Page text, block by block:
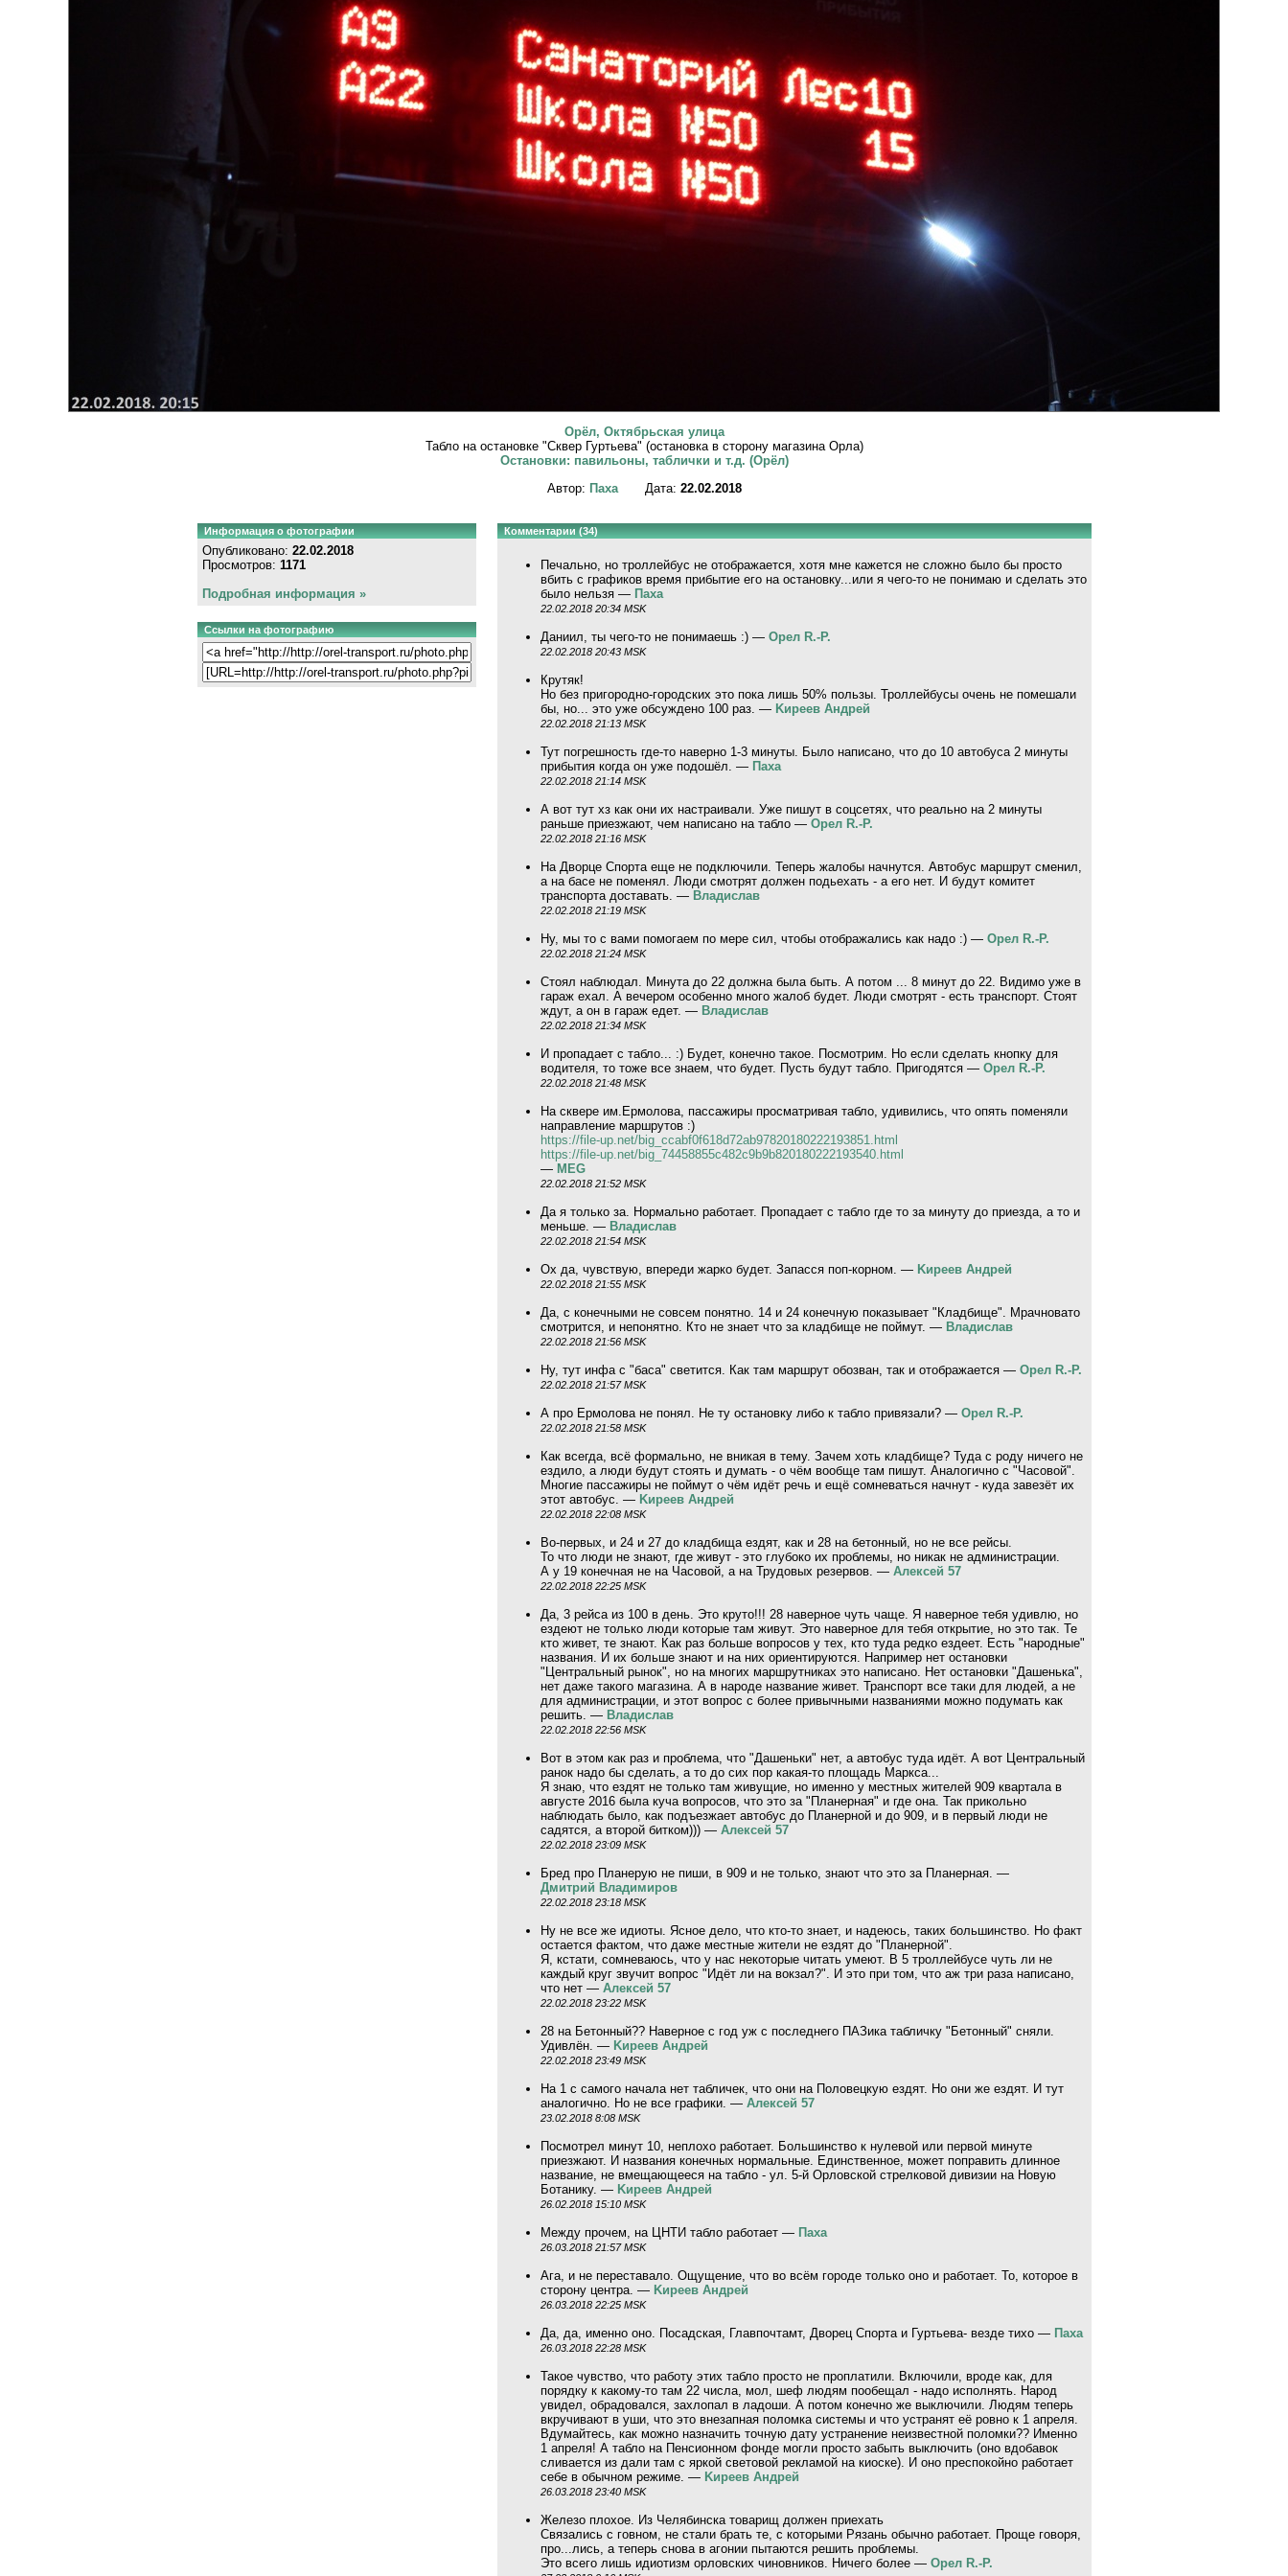
Орёл, Октябрьская улица
Табло на остановке "Сквер Гуртьева" (остановка в сторону магазина Орла)
Остановки: павильоны, таблички и т.д. (Орёл)
Автор: ПахаДата: 22.02.2018
Информация о фотографии
Опубликовано: 22.02.2018
Просмотров: 1171
Подробная информация »
Ссылки на фотографию
Комментарии (34)
Печально, но троллейбус не отображается, хотя мне кажется не сложно было бы просто
вбить с графиков время прибытие его на остановку...или я чего-то не понимаю и сделать это
было нельзя — Паха
22.02.2018 20:34 MSK
Даниил, ты чего-то не понимаешь :) — Орел R.-P.
22.02.2018 20:43 MSK
Крутяк!
Но без пригородно-городских это пока лишь 50% пользы. Троллейбусы очень не помешали
бы, но... это уже обсуждено 100 раз. — Kиpeeв Aндpeй
22.02.2018 21:13 MSK
Тут погрешность где-то наверно 1-3 минуты. Было написано, что до 10 автобуса 2 минуты
прибытия когда он уже подошёл. — Паха
22.02.2018 21:14 MSK
А вот тут хз как они их настраивали. Уже пишут в соцсетях, что реально на 2 минуты
раньше приезжают, чем написано на табло — Орел R.-P.
22.02.2018 21:16 MSK
На Дворце Спорта еще не подключили. Теперь жалобы начнутся. Автобус маршрут сменил,
а на басе не поменял. Люди смотрят должен подьехать - а его нет. И будут комитет
транспорта доставать. — Владислав
22.02.2018 21:19 MSK
Ну, мы то с вами помогаем по мере сил, чтобы отображались как надо :) — Орел R.-P.
22.02.2018 21:24 MSK
Стоял наблюдал. Минута до 22 должна была быть. А потом ... 8 минут до 22. Видимо уже в
гараж ехал. А вечером особенно много жалоб будет. Люди смотрят - есть транспорт. Стоят
ждут, а он в гараж едет. — Владислав
22.02.2018 21:34 MSK
И пропадает с табло... :) Будет, конечно такое. Посмотрим. Но если сделать кнопку для
водителя, то тоже все знаем, что будет. Пусть будут табло. Пригодятся — Орел R.-P.
22.02.2018 21:48 MSK
На сквере им.Ермолова, пассажиры просматривая табло, удивились, что опять поменяли
направление маршрутов :)
https://file-up.net/big_ccabf0f618d72ab97820180222193851.html
https://file-up.net/big_74458855c482c9b9b820180222193540.html
— MEG
22.02.2018 21:52 MSK
Да я только за. Нормально работает. Пропадает с табло где то за минуту до приезда, а то и
меньше. — Владислав
22.02.2018 21:54 MSK
Ох да, чувствую, впереди жарко будет. Запасся поп-корном. — Kиpeeв Aндpeй
22.02.2018 21:55 MSK
Да, с конечными не совсем понятно. 14 и 24 конечную показывает "Кладбище". Мрачновато
смотрится, и непонятно. Кто не знает что за кладбище не поймут. — Владислав
22.02.2018 21:56 MSK
Ну, тут инфа с "баса" светится. Как там маршрут обозван, так и отображается — Орел R.-P.
22.02.2018 21:57 MSK
А про Ермолова не понял. Не ту остановку либо к табло привязали? — Орел R.-P.
22.02.2018 21:58 MSK
Как всегда, всё формально, не вникая в тему. Зачем хоть кладбище? Туда с роду ничего не
ездило, а люди будут стоять и думать - о чём вообще там пишут. Аналогично с "Часовой".
Многие пассажиры не поймут о чём идёт речь и ещё сомневаться начнут - куда завезёт их
этот автобус. — Kиpeeв Aндpeй
22.02.2018 22:08 MSK
Во-первых, и 24 и 27 до кладбища ездят, как и 28 на бетонный, но не все рейсы.
То что люди не знают, где живут - это глубоко их проблемы, но никак не администрации.
А у 19 конечная не на Часовой, а на Трудовых резервов. — Алексей 57
22.02.2018 22:25 MSK
Да, 3 рейса из 100 в день. Это круто!!! 28 наверное чуть чаще. Я наверное тебя удивлю, но
ездеют не только люди которые там живут. Это наверное для тебя открытие, но это так. Те
кто живет, те знают. Как раз больше вопросов у тех, кто туда редко ездеет. Есть "народные"
названия. И их больше знают и на них ориентируются. Например нет остановки
"Центральный рынок", но на многих маршрутниках это написано. Нет остановки "Дашенька",
нет даже такого магазина. А в народе название живет. Транспорт все таки для людей, а не
для администрации, и этот вопрос с более привычными названиями можно подумать как
решить. — Владислав
22.02.2018 22:56 MSK
Вот в этом как раз и проблема, что "Дашеньки" нет, а автобус туда идёт. А вот Центральный
ранок надо бы сделать, а то до сих пор какая-то площадь Маркса...
Я знаю, что ездят не только там живущие, но именно у местных жителей 909 квартала в
августе 2016 была куча вопросов, что это за "Планерная" и где она. Так прикольно
наблюдать было, как подъезжает автобус до Планерной и до 909, и в первый люди не
садятся, а второй битком))) — Алексей 57
22.02.2018 23:09 MSK
Бред про Планерую не пиши, в 909 и не только, знают что это за Планерная. —
Дмитрий Владимиров
22.02.2018 23:18 MSK
Ну не все же идиоты. Ясное дело, что кто-то знает, и надеюсь, таких большинство. Но факт
остается фактом, что даже местные жители не ездят до "Планерной".
Я, кстати, сомневаюсь, что у нас некоторые читать умеют. В 5 троллейбусе чуть ли не
каждый круг звучит вопрос "Идёт ли на вокзал?". И это при том, что аж три раза написано,
что нет — Алексей 57
22.02.2018 23:22 MSK
28 на Бетонный?? Наверное с год уж с последнего ПАЗика табличку "Бетонный" сняли.
Удивлён. — Kиpeeв Aндpeй
22.02.2018 23:49 MSK
На 1 с самого начала нет табличек, что они на Половецкую ездят. Но они же ездят. И тут
аналогично. Но не все графики. — Алексей 57
23.02.2018 8:08 MSK
Посмотрел минут 10, неплохо работает. Большинство к нулевой или первой минуте
приезжают. И названия конечных нормальные. Единственное, может поправить длинное
название, не вмещающееся на табло - ул. 5-й Орловской стрелковой дивизии на Новую
Ботанику. — Kиpeeв Aндpeй
26.02.2018 15:10 MSK
Между прочем, на ЦНТИ табло работает — Паха
26.03.2018 21:57 MSK
Ага, и не переставало. Ощущение, что во всём городе только оно и работает. То, которое в
сторону центра. — Kиpeeв Aндpeй
26.03.2018 22:25 MSK
Да, да, именно оно. Посадская, Главпочтамт, Дворец Спорта и Гуртьева- везде тихо — Паха
26.03.2018 22:28 MSK
Такое чувство, что работу этих табло просто не проплатили. Включили, вроде как, для
порядку к какому-то там 22 числа, мол, шеф людям пообещал - надо исполнять. Народ
увидел, обрадовался, захлопал в ладоши. А потом конечно же выключили. Людям теперь
вкручивают в уши, что это внезапная поломка системы и что устранят её ровно к 1 апреля.
Вдумайтесь, как можно назначить точную дату устранение неизвестной поломки?? Именно
1 апреля! А табло на Пенсионном фонде могли просто забыть выключить (оно вдобавок
сливается из дали там с яркой световой рекламой на киоске). И оно преспокойно работает
себе в обычном режиме. — Kиpeeв Aндpeй
26.03.2018 23:40 MSK
Железо плохое. Из Челябинска товарищ должен приехать
Связались с говном, не стали брать те, с которыми Рязань обычно работает. Проще говоря,
про...лись, а теперь снова в агонии пытаются решить проблемы.
Это всего лишь идиотизм орловских чиновников. Ничего более — Орел R.-P.